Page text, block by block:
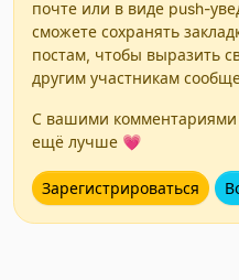
почте или в виде push-
сможете сохранять
постам, чтобы выразить
другим участникам
С вашими комментариями
ещё лучше 💗
Зарегистрироваться